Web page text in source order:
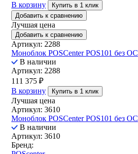
В корзину
Купить в 1 клик
Добавить к сравнению
Лучшая цена
Добавить к сравнению
Артикул: 2288
Моноблок POSCenter POS101 без ОС
В наличии
Артикул: 2288
111 375 ₽
В корзину
Купить в 1 клик
Лучшая цена
Артикул: 3610
Моноблок POSCenter POS101 без ОС
В наличии
Артикул: 3610
Бренд: